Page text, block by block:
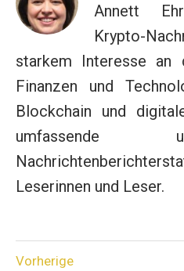
Annett
Krypto-
starkem Interesse an
Finanzen und
Blockchain und
umfassende
Leserinnen und Leser.
Vorherige